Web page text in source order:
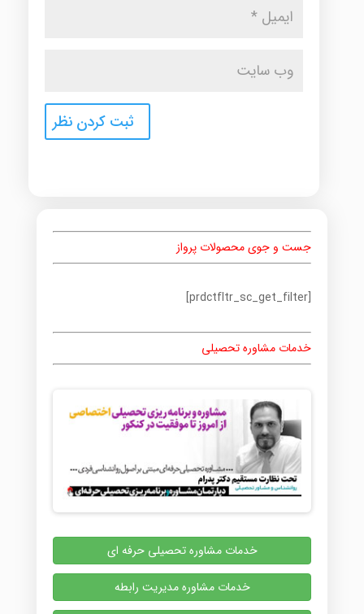
جست و جوی محصولات پرواز
[prdctfltr_sc_get_filter]
خدمات مشاوره تحصیلی
خدمات مشاوره تحصیلی حرفه ای
خدمات مشاوره مدیریت رابطه